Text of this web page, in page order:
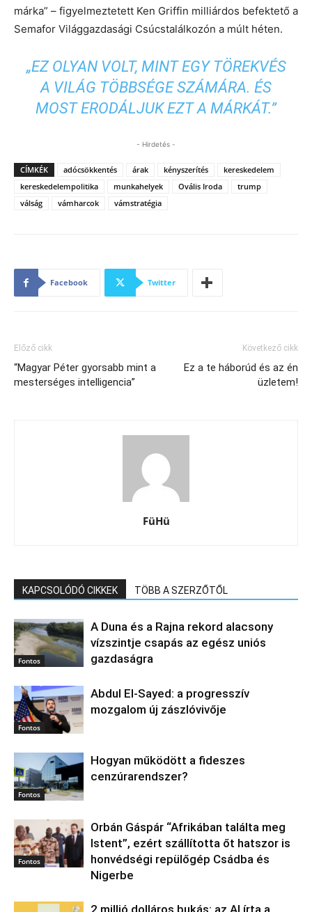
márka” – figyelmeztetett Ken Griffin milliárdos befektető a
Semafor Világgazdasági Csúcstalálkozón a múlt héten.
„EZ OLYAN VOLT, MINT EGY TÖREKVÉS
A VILÁG TÖBBSÉGE SZÁMÁRA. ÉS
MOST ERODÁLJUK EZT A MÁRKÁT.”
- Hirdetés -
CÍMKÉK adócsökkentés árak kényszerítés
kereskedelem
kereskedelempolitika
munkahelyek Ovális Iroda
trump
válság
vámharcok vámstratégia
Facebook Twitter
Előző cikk
“Magyar Péter gyorsabb mint a
mesterséges intelligencia”
Következő cikk
Ez a te háborúd és az én
üzletem!
FüHü
KAPCSOLÓDÓ CIKKEK TÖBB A SZERZŐTŐL
Fontos
A Duna és a Rajna rekord alacsony
vízszintje csapás az egész uniós
gazdaságra
Fontos
Abdul El‑Sayed: a progresszív
mozgalom új zászlóvivője
Fontos
Hogyan működött a fideszes
cenzúrarendszer?
Fontos
Orbán Gáspár “Afrikában találta meg
Istent”, ezért szállította őt hatszor is
honvédségi repülőgép Csádba és
Nigerbe
2 millió dolláros bukás: az AI írta a